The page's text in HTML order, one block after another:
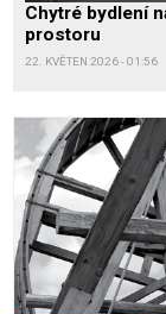
Chytré bydlení
prostoru
22. KVĚTEN 2026 - 01:56